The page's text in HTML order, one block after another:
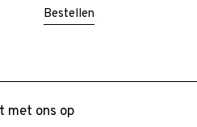
Bestellen
met ons op